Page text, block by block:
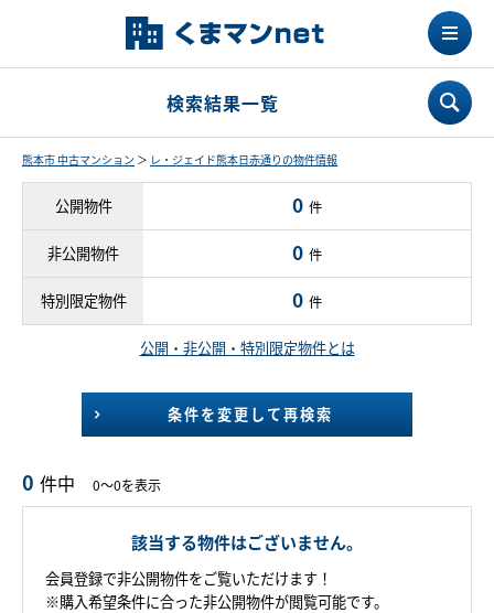
検索結果一覧
熊本市 中古マンション ＞ レ・ジェイド熊本日赤通りの物件情報
公開物件 0 件
非公開物件 0 件
特別限定物件 0 件
公開・非公開・特別限定物件とは
条件を変更して再検索
0 件中 0～0を表示
該当する物件はございません。
会員登録で非公開物件をご覧いただけます！
※購入希望条件に合った非公開物件が閲覧可能です。